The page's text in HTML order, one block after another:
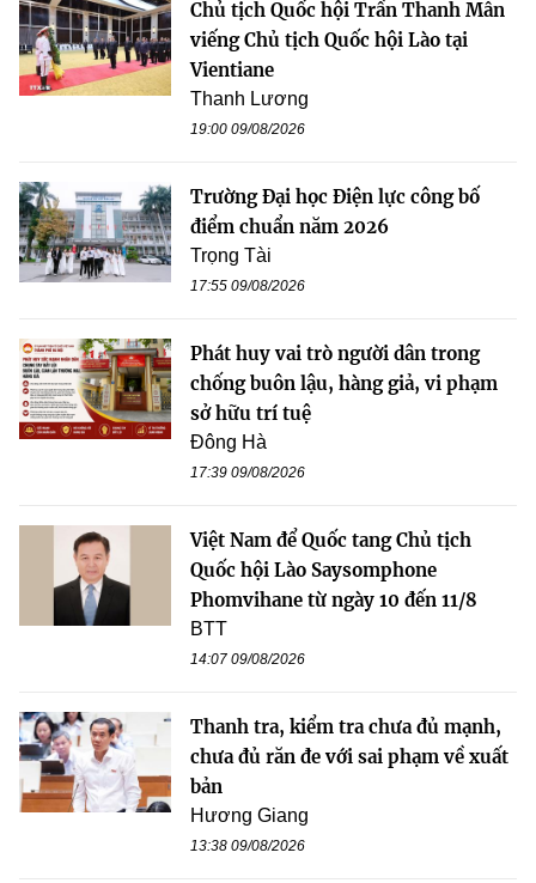
Chủ tịch Quốc hội Trần Thanh Mẫn
viếng Chủ tịch Quốc hội Lào tại
Vientiane
Thanh Lương
19:00 09/08/2026
Trường Đại học Điện lực công bố
điểm chuẩn năm 2026
Trọng Tài
17:55 09/08/2026
Phát huy vai trò người dân trong
chống buôn lậu, hàng giả, vi phạm
sở hữu trí tuệ
Đông Hà
17:39 09/08/2026
Việt Nam để Quốc tang Chủ tịch
Quốc hội Lào Saysomphone
Phomvihane từ ngày 10 đến 11/8
BTT
14:07 09/08/2026
Thanh tra, kiểm tra chưa đủ mạnh,
chưa đủ răn đe với sai phạm về xuất
bản
Hương Giang
13:38 09/08/2026